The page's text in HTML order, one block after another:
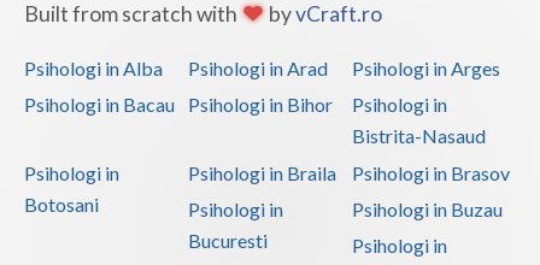
(1)
Psihoterapia familiei si a altor persoane din a... (2)
Psihoterapia pacientului, la aflarea diagnostic... (1)
Built from scratch with byvCraft.ro
Psihologi in Alba Psihologi in Arad
Psihologi in Arges
Psihologi in Bacau
Psihologi in Bihor
Psihologi in
Bistrita-Nasaud
Psihologi in
Botosani
Psihologi in Braila
Psihologi in Brasov
Psihologi in
Bucuresti
Psihologi in Buzau
Psihologi in